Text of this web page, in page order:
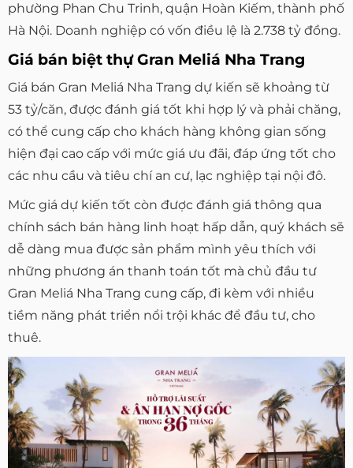
phường Phan Chu Trinh, quận Hoàn Kiếm, thành phố
Hà Nội. Doanh nghiệp có vốn điều lệ là 2.738 tỷ đồng.
Giá bán biệt thự Gran Meliá Nha Trang
Giá bán Gran Meliá Nha Trang dự kiến sẽ khoảng từ
53 tỷ/căn, được đánh giá tốt khi hợp lý và phải chăng,
có thể cung cấp cho khách hàng không gian sống
hiện đại cao cấp với mức giá ưu đãi, đáp ứng tốt cho
các nhu cầu và tiêu chí an cư, lạc nghiệp tại nội đô.
Mức giá dự kiến tốt còn được đánh giá thông qua
chính sách bán hàng linh hoạt hấp dẫn, quý khách sẽ
dễ dàng mua được sản phẩm mình yêu thích với
những phương án thanh toán tốt mà chủ đầu tư
Gran Meliá Nha Trang cung cấp, đi kèm với nhiều
tiềm năng phát triển nổi trội khác để đầu tư, cho
thuê.